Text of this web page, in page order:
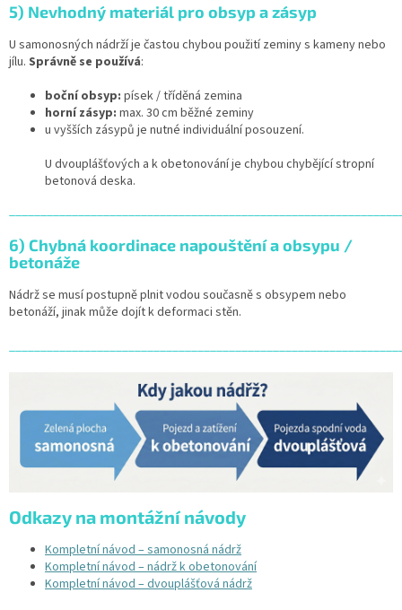
5) Nevhodný materiál pro obsyp a zásyp
U samonosných nádrží je častou chybou použití zeminy s kameny nebo
jílu. Správně se používá:
boční obsyp: písek / tříděná zemina
horní zásyp: max. 30 cm běžné zeminy
u vyšších zásypů je nutné individuální posouzení.
U dvouplášťových a k obetonování je chybou chybějící stropní
betonová deska.
6) Chybná koordinace napouštění a obsypu /
betonáže
Nádrž se musí postupně plnit vodou současně s obsypem nebo
betonáží, jinak může dojít k deformaci stěn.
Odkazy na montážní návody
Kompletní návod – samonosná nádrž
Kompletní návod – nádrž k obetonování
Kompletní návod – dvouplášťová nádrž